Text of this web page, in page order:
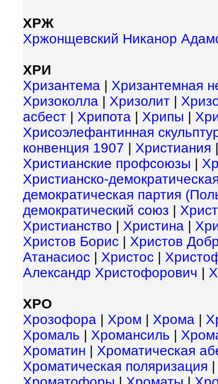
ХРЖ
Хржонщевский Никанор
ХРИ
Хризантема | Хризантемная
Хризоколла | Хризолит |
асбест | Хрипота | Хрипы |
Хрисоэлефантинная
конвенция 1907 | Христиания
Христианские профсоюзы |
Христианско-
демократическая партия
демократический союз |
Христианство | Христина |
Христов Борис | Христов
Атанасиос | Христос |
Александр Христофорович |
ХРО
Хрозофора | Хром | Хрома |
Хромаль | Хромансиль |
Хроматин | Хроматическая
Хроматическая поляризация